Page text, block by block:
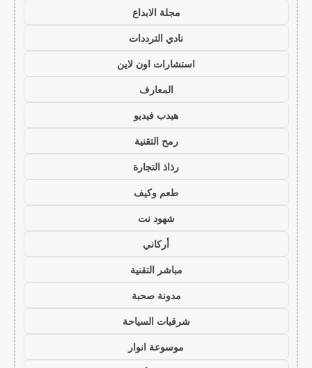
مجلة الابداع
نادي الترددات
استشارات اون لاين
المعارف
هيدب فيديو
رمح التقنية
رذاذ التجارة
طعم وكيف
شهود نت
أركاني
مباشر التقنية
مدونة صحبة
شرقيات السياحة
موسوعة انوار